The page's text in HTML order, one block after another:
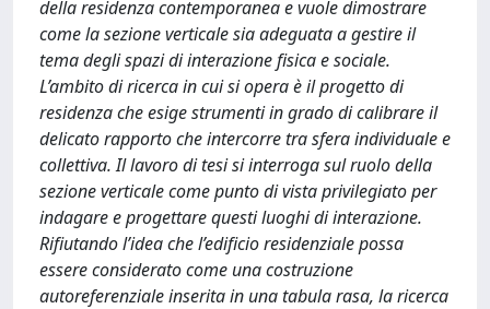
della residenza contemporanea e vuole dimostrare
come la sezione verticale sia adeguata a gestire il
tema degli spazi di interazione fisica e sociale.
L’ambito di ricerca in cui si opera è il progetto di
residenza che esige strumenti in grado di calibrare il
delicato rapporto che intercorre tra sfera individuale e
collettiva. Il lavoro di tesi si interroga sul ruolo della
sezione verticale come punto di vista privilegiato per
indagare e progettare questi luoghi di interazione.
Rifiutando l’idea che l’edificio residenziale possa
essere considerato come una costruzione
autoreferenziale inserita in una tabula rasa, la ricerca